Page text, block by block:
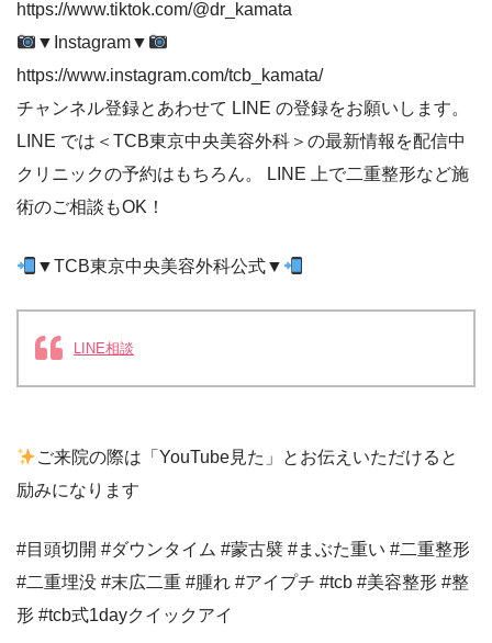
https://www.tiktok.com/@dr_kamata
▼Instagram▼
https://www.instagram.com/tcb_kamata/
チャンネル登録とあわせて LINE の登録をお願いします。
LINE では＜TCB東京中央美容外科＞の最新情報を配信中
クリニックの予約はもちろん。 LINE 上で二重整形など施
術のご相談もOK！
▼TCB東京中央美容外科公式▼
LINE相談
ご来院の際は「YouTube見た」とお伝えいただけると
励みになります
#目頭切開 #ダウンタイム #蒙古襞 #まぶた重い #二重整形
#二重埋没 #末広二重 #腫れ #アイプチ #tcb #美容整形 #整
形 #tcb式1dayクイックアイ